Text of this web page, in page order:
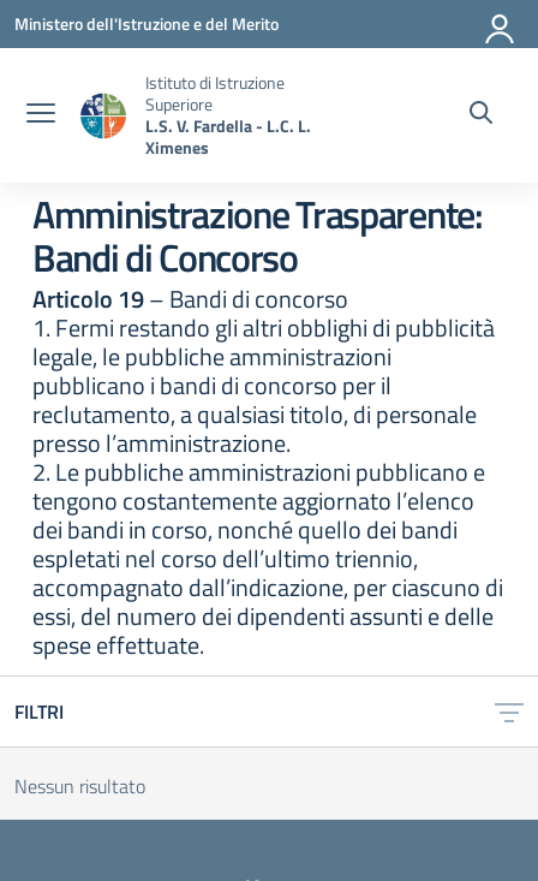
Vai ai contenuti
Vai al menu di navigazione
Vai al footer
Ministero dell'Istruzione e del Merito
Istituto di Istruzione
Superiore
L.S. V. Fardella - L.C. L.
Ximenes
Amministrazione Trasparente:
Bandi di Concorso
Articolo 19– Bandi di concorso
1. Fermi restando gli altri obblighi di pubblicità
legale, le pubbliche amministrazioni
pubblicano i bandi di concorso per il
reclutamento, a qualsiasi titolo, di personale
presso l’amministrazione.
2. Le pubbliche amministrazioni pubblicano e
tengono costantemente aggiornato l’elenco
dei bandi in corso, nonché quello dei bandi
espletati nel corso dell’ultimo triennio,
accompagnato dall’indicazione, per ciascuno di
essi, del numero dei dipendenti assunti e delle
spese effettuate.
FILTRI
Nessun risultato